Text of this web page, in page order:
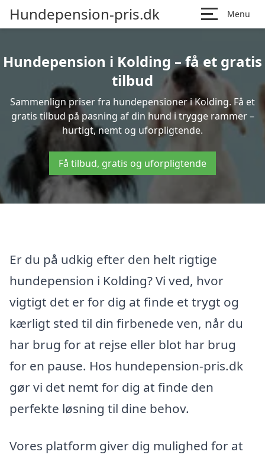
Hundepension-pris.dk Menu
Hundepension i Kolding – få et gratis
tilbud
Sammenlign priser fra hundepensioner i Kolding. Få et
gratis tilbud på pasning af din hund i trygge rammer –
hurtigt, nemt og uforpligtende.
Få tilbud, gratis og uforpligtende
Er du på udkig efter den helt rigtige
hundepension i Kolding? Vi ved, hvor
vigtigt det er for dig at finde et trygt og
kærligt sted til din firbenede ven, når du
har brug for at rejse eller blot har brug
for en pause. Hos hundepension-pris.dk
gør vi det nemt for dig at finde den
perfekte løsning til dine behov.
Vores platform giver dig mulighed for at